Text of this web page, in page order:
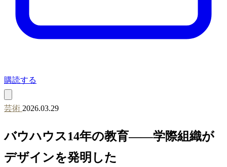
購読する
芸術 2026.03.29
バウハウス14年の教育——学際組織が
デザインを発明した